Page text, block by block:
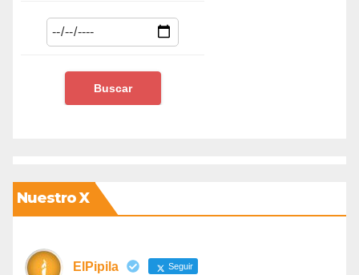
Nuestro X
ElPipila Seguir